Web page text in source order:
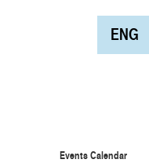
ENG
Events Calendar